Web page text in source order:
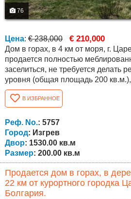
76
Цена: € 238,000 € 210,000
Дом в горах, в 4 км от моря, г.
продается полностью меблированным и
заселиться, не требуется делать
уровня (общая площадь 200 кв.м.), первый уровень
полностью автономный, таверна с
столешницей, ванная комната, туалет,
уровень, гостиная с камином, совместные столовая и
кухня, ванная комната и туалет,
второй этаж. Третий уровень,...
В ИЗБРАННОЕ
Реф. No.: 5757
Город: Изгрев
Двор: 1530.00 кв.м
Размер: 200.00 кв.м
Продается дом в горах, в
22 км от курортного городка
Болгария.